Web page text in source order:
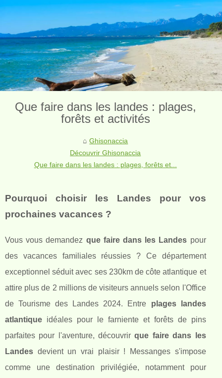
Que faire dans les landes : plages,
forêts et activités
Ghisonaccia
Découvrir Ghisonaccia
Que faire dans les landes : plages, forêts et...
Pourquoi choisir les Landes pour vos
prochaines vacances ?
Vous vous demandez que faire dans les Landes pour
des vacances familiales réussies ? Ce département
exceptionnel séduit avec ses 230km de côte atlantique et
attire plus de 2 millions de visiteurs annuels selon l'Office
de Tourisme des Landes 2024. Entre plages landes
atlantique idéales pour le farniente et forêts de pins
parfaites pour l'aventure, découvrirque faire dans les
Landes devient un vrai plaisir ! Messanges s'impose
comme une destination privilégiée, notamment pour